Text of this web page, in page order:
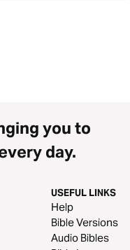
you to
day.
USEFUL LINKS
Help
Bible Versions
Audio Bibles